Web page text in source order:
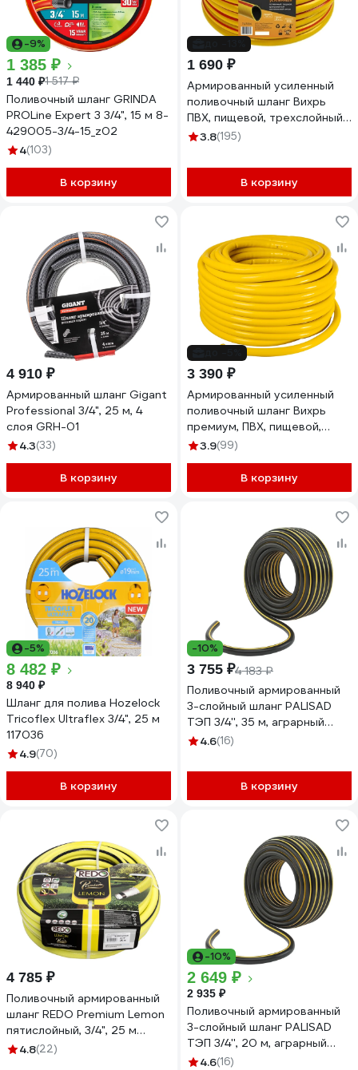
-9%
1 385 ₽
1 440 ₽1 517 ₽
Поливочный шланг GRINDA
PROLine Expert 3 3/4", 15 м 8-
429005-3/4-15_z02
4(103)
В корзину
1 690 ₽
Армированный усиленный
поливочный шланг Вихрь
ПВХ, пищевой, трехслойный,
3/4", 25 м, жёлтый 73/7/2/4
3.8(195)
В корзину
4 910 ₽
Армированный шланг Gigant
Professional 3/4", 25 м, 4
слоя GRH-01
4.3(33)
В корзину
3 390 ₽
Армированный усиленный
поливочный шланг Вихрь
премиум, ПВХ, пищевой,
трехслойный, 3/4", 50 м,
3.9(99)
В корзину
-5%
8 482 ₽
8 940 ₽
Шланг для полива Hozelock
Tricoflex Ultraflex 3/4", 25 м
117036
4.9(70)
В корзину
-10%
3 755 ₽4 183 ₽
Поливочный армированный
3-слойный шланг PALISAD
ТЭП 3/4'', 35 м, аграрный
67113
4.6(16)
В корзину
4 785 ₽
Поливочный армированный
шланг REDO Premium Lemon
пятислойный, 3/4", 25 м
603425
4.8(22)
-10%
2 649 ₽
2 935 ₽
Поливочный армированный
3-слойный шланг PALISAD
ТЭП 3/4'', 20 м, аграрный
67112
4.6(16)